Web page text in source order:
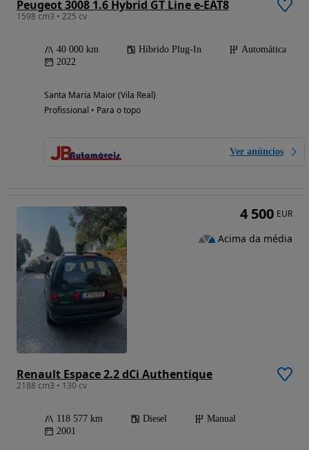
Peugeot 3008 1.6 Hybrid GT Line e-EAT8
1598 cm3 • 225 cv
40 000 km Híbrido Plug-In
Automática
2022
Santa Maria Maior (Vila Real)
Profissional • Para o topo
Ver anúncios
Renault Espace 2.2 dCi Authentique
2188 cm3 • 130 cv
118 577 km Diesel
Manual
2001
4 500 EUR
Acima da média